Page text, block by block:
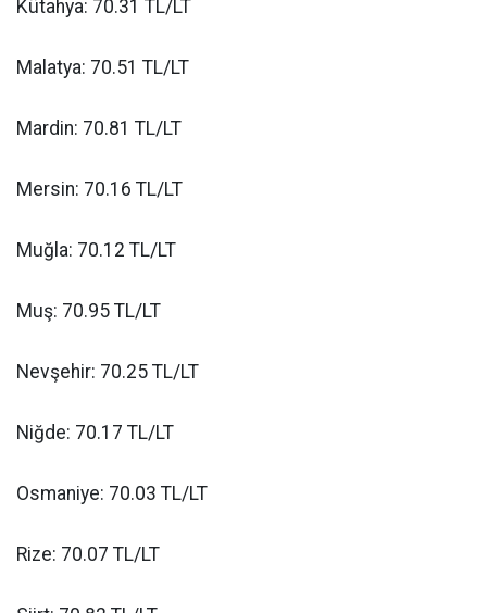
Kütahya: 70.31 TL/LT
Malatya: 70.51 TL/LT
Mardin: 70.81 TL/LT
Mersin: 70.16 TL/LT
Muğla: 70.12 TL/LT
Muş: 70.95 TL/LT
Nevşehir: 70.25 TL/LT
Niğde: 70.17 TL/LT
Osmaniye: 70.03 TL/LT
Rize: 70.07 TL/LT